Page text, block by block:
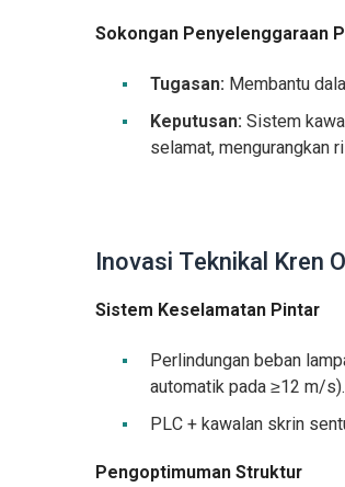
Sokongan Penyelenggaraan
Tugasan: Membantu
Keputusan: Sistem
selamat, mengurangkan
Inovasi Teknikal Kren
Sistem Keselamatan Pintar
Perlindungan beban
automatik pada ≥12 m/s).
PLC + kawalan skrin
Pengoptimuman Struktur